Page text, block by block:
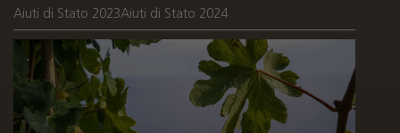
Aiuti di Stato 2023Aiuti di Stato 2024